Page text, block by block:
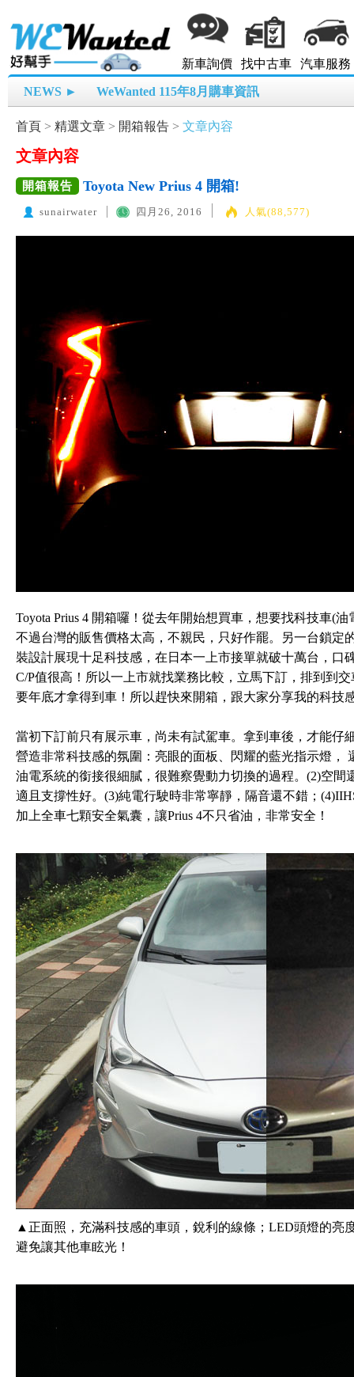
新車詢價 找中古車 汽車服務
NEWS ► WeWanted 115年8月購車資訊
首頁 > 精選文章 > 開箱報告 > 文章內容
文章內容
開箱報告 Toyota New Prius 4 開箱!
sunairwater 四月26, 2016 人氣(88,577)
Toyota Prius 4 開箱囉！從去年開始想買車，想要找科技車(
不過台灣的販售價格太高，不親民，只好作罷。另一台鎖定
裝設計展現十足科技感，在日本一上市接單就破十萬台，口
C/P值很高！所以一上市就找業務比較，立馬下訂，排到到
要年底才拿得到車！所以趕快來開箱，跟大家分享我的科技
當初下訂前只有展示車，尚未有試駕車。拿到車後，才能仔
營造非常科技感的氛圍：亮眼的面板、閃耀的藍光指示燈，
油電系統的銜接很細膩，很難察覺動力切換的過程。(2)空
適且支撐性好。(3)純電行駛時非常寧靜，隔音還不錯；
加上全車七顆安全氣囊，讓Prius 4不只省油，非常安全！
▲正面照，充滿科技感的車頭，銳利的線條；LED頭燈的亮
避免讓其他車眩光！